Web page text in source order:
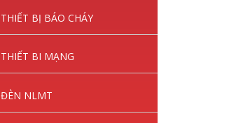
THIẾT BỊ BÁO CHÁY
THIẾT BI MẠNG
ĐÈN NLMT